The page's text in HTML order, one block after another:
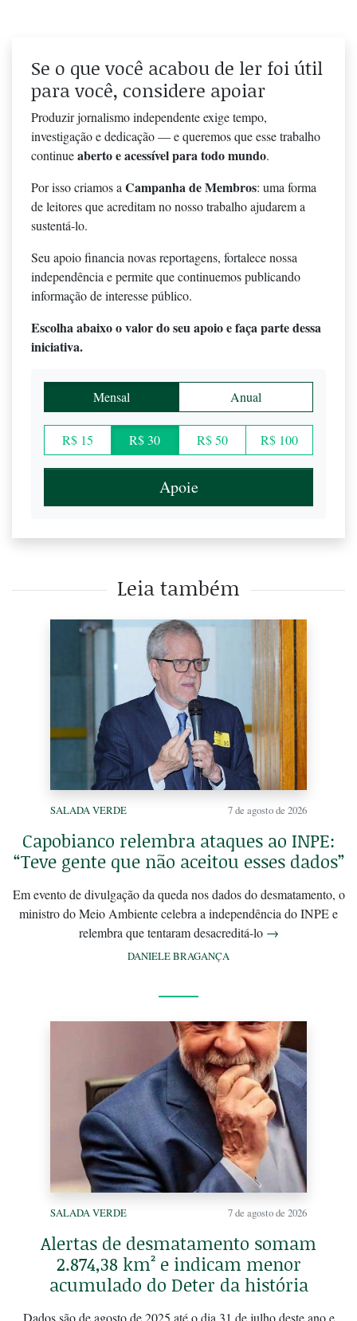
Se o que você acabou de ler foi útil
para você, considere apoiar
Produzir jornalismo independente exige tempo,
investigação e dedicação — e queremos que esse trabalho
continueaberto e acessível para todo mundo.
Por isso criamos a Campanha de Membros: uma forma
de leitores que acreditam no nosso trabalho ajudarem a
sustentá-lo.
Seu apoio financia novas reportagens, fortalece nossa
independência e permite que continuemos publicando
informação de interesse público.
Escolha abaixo o valor do seu apoio e faça parte dessa
iniciativa.
Mensal Anual
R$ 15 R$ 30 R$ 50 R$ 100
Apoie
Leia também
SALADA VERDE 7 de agosto de 2026
Capobianco relembra ataques ao INPE:
“Teve gente que não aceitou esses dados”
Em evento de divulgação da queda nos dados do desmatamento, o
ministro do Meio Ambiente celebra a independência do INPE e
relembra que tentaram desacreditá-lo →
DANIELE BRAGANÇA
SALADA VERDE 7 de agosto de 2026
Alertas de desmatamento somam
2.874,38 km² e indicam menor
acumulado do Deter da história
Dados são de agosto de 2025 até o dia 31 de julho deste ano e